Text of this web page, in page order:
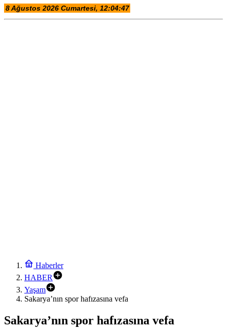
Haberler
HABER
Yaşam
Sakarya’nın spor hafızasına vefa
Sakarya’nın spor hafızasına vefa